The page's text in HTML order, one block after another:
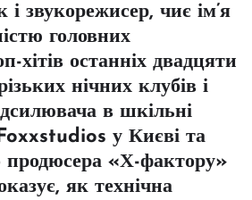
звукорежисер, чиє ім’я
головних
хітів останніх двадцяти
нічних клубів і
в шкільні
у Києві та
продюсера «Х-фактору»
як технічна